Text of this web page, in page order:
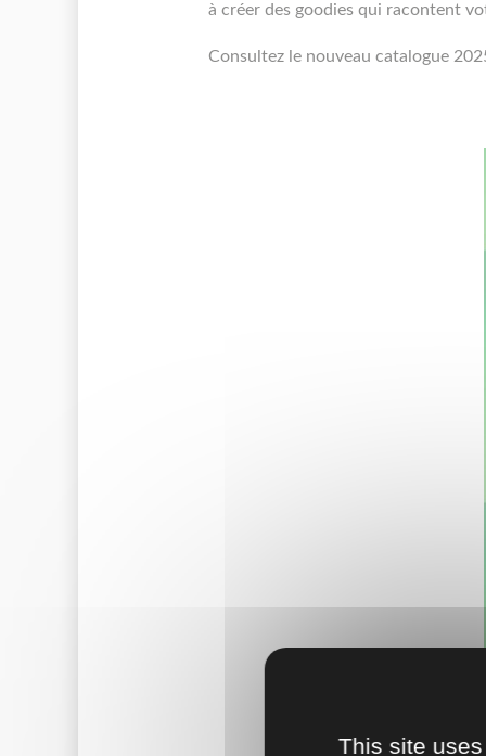
à créer des goodies qui racontent
Consultez le nouveau catalogue
This site